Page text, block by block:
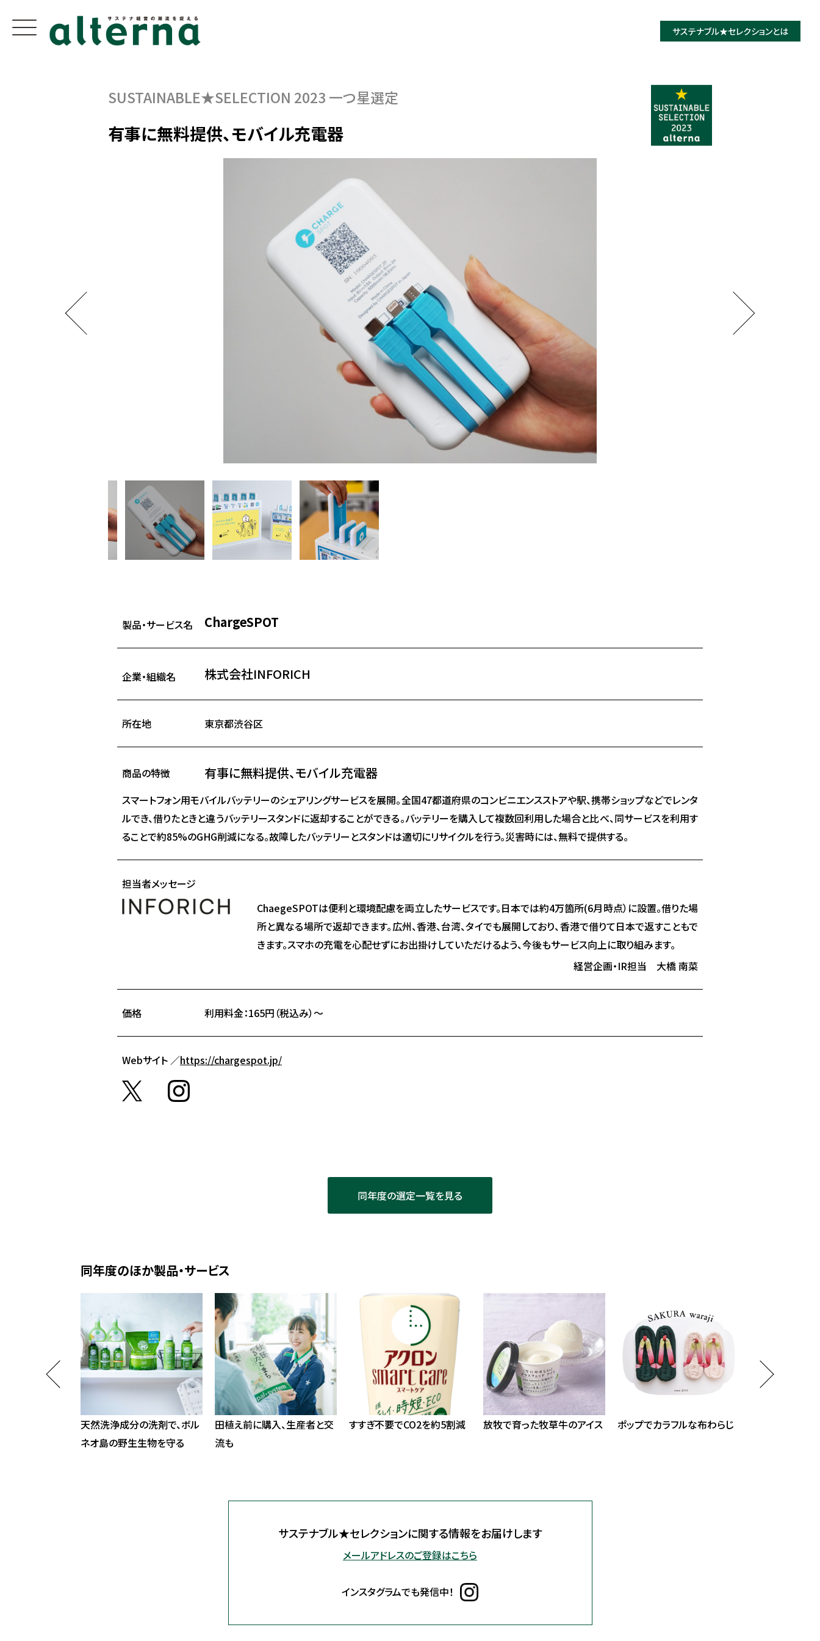
サステナブル★セレクションとは
SUSTAINABLE★SELECTION 2023 一つ星選定
有事に無料提供、モバイル充電器
製品・サービス名 ChargeSPOT
企業・組織名 株式会社INFORICH
所在地 東京都渋谷区
商品の特徴 有事に無料提供、モバイル充電器
スマートフォン用モバイルバッテリーのシェアリングサービスを展開。全国47都道府県のコンビニエンスストアや駅、携帯ショップなどでレンタ
ルでき、借りたときと違うバッテリースタンドに返却することができる。バッテリーを購入して複数回利用した場合と比べ、同サービスを利用す
ることで約85%のGHG削減になる。故障したバッテリーとスタンドは適切にリサイクルを行う。災害時には、無料で提供する。
担当者メッセージ
ChaegeSPOTは便利と環境配慮を両立したサービスです。日本では約4万箇所(6月時点）に設置。借りた場
所と異なる場所で返却できます。広州、香港、台湾、タイでも展開しており、香港で借りて日本で返すこともで
きます。スマホの充電を心配せずにお出掛けしていただけるよう、今後もサービス向上に取り組みます。
経営企画・IR担当 大橋 南菜
価格 利用料金：165円（税込み）～
Webサイト ／https://chargespot.jp/
同年度の選定一覧を見る
同年度のほか製品・サービス
天然洗浄成分の洗剤で、ボル
ネオ島の野生生物を守る
田植え前に購入、生産者と交
流も
すすぎ不要でCO2を約5割減 放牧で育った牧草牛のアイス ポップでカラフルな布わらじ
サステナブル★セレクションに関する情報をお届けします
メールアドレスのご登録はこちら
インスタグラムでも発信中！